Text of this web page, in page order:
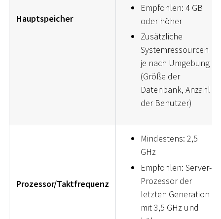
Hauptspeicher
Empfohlen: 4 GB
oder höher
Zusätzliche
Systemressourcen
je nach Umgebung
(Größe der
Datenbank, Anzahl
der Benutzer)
Prozessor/Taktfrequenz
Mindestens: 2,5
GHz
Empfohlen: Server-
Prozessor der
letzten Generation
mit 3,5 GHz und